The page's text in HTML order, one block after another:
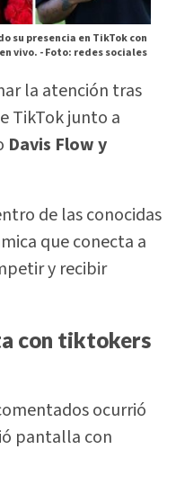
su presencia en TikTok con
vivo. -Foto: redes sociales
la atención tras
TikTok junto a
Davis Flow y
de las conocidas
que conecta a
y recibir
con tiktokers
ocurrió
pantalla con